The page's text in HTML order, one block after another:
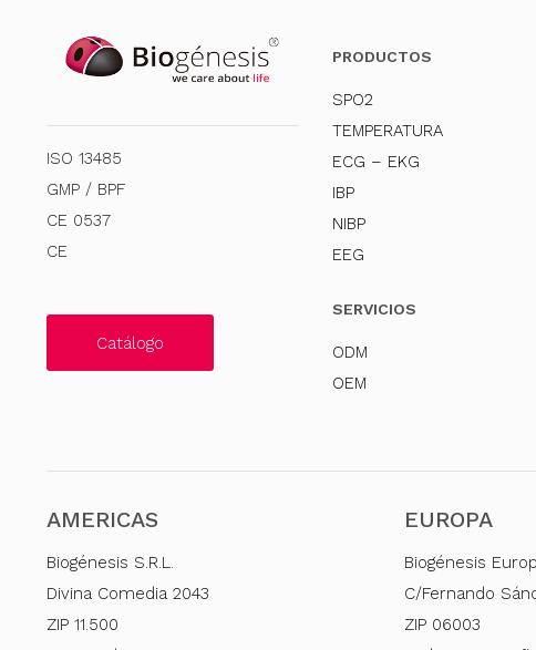
ISO 13485
GMP / BPF
CE 0537
CE
Catálogo
PRODUCTOS
SPO2
TEMPERATURA
ECG – EKG
IBP
NIBP
EEG
SERVICIOS
ODM
OEM
AMERICAS
Biogénesis S.R.L.
Divina Comedia 2043
ZIP 11.500
EUROPA
Biogénesis
C/Fernando
ZIP 06003